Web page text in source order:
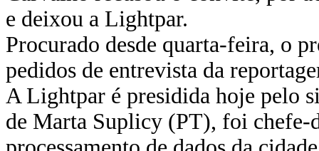
e deixou a Lightpar.
Procurado desde quarta-feira, o
pedidos de entrevista da
A Lightpar é presidida hoje pelo
de Marta Suplicy (PT), foi chefe-